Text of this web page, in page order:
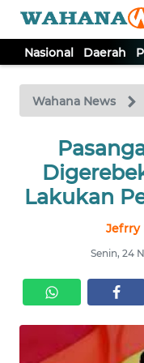
Nasional Daerah
Wahana News
Lakukan
Jefrry
Senin, 24
TV
Tutup
NASIONAL
DAERAH
KRIMINAL
EKUIN